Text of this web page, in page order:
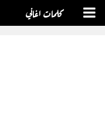
كلمات اغاني